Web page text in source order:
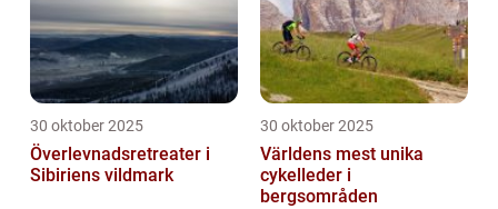
30 oktober 2025
Överlevnadsretreater i
Sibiriens vildmark
30 oktober 2025
Världens mest unika
cykelleder i
bergsområden